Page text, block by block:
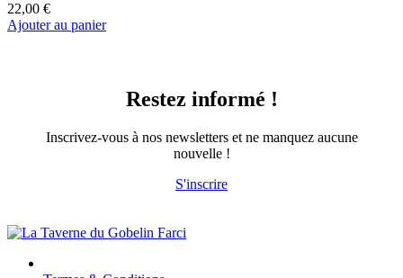
22,00 €
Ajouter au panier
Restez informé !
Inscrivez-vous à nos newsletters et ne manquez aucune
nouvelle !
S'inscrire